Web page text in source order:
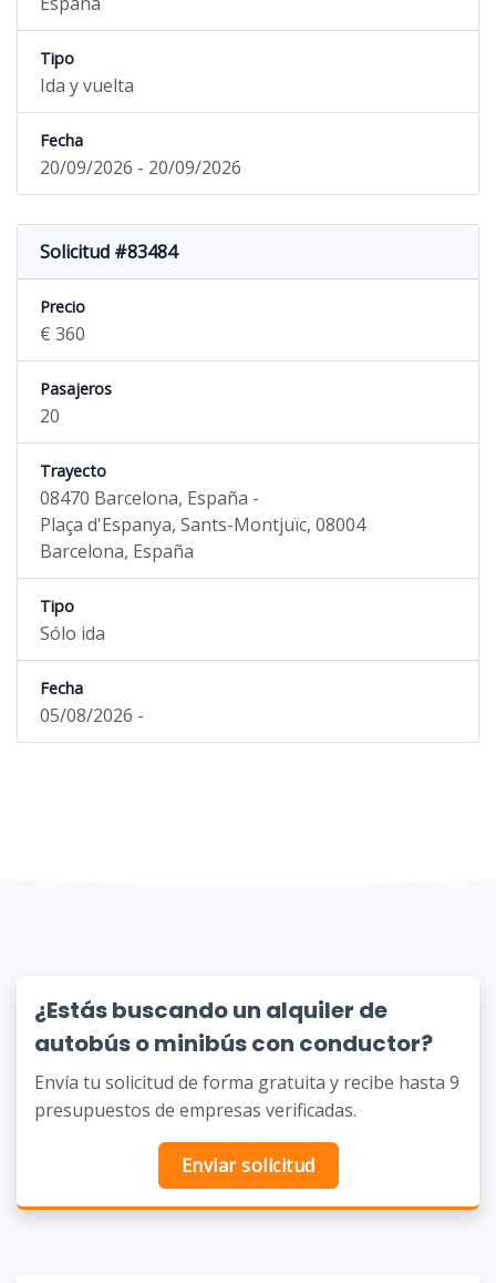
Tipo
Ida y vuelta
Fecha
20/09/2026 - 20/09/2026
Solicitud #83484
Precio
€ 360
Pasajeros
20
Trayecto
08470 Barcelona, España -
Plaça d'Espanya, Sants-Montjuïc, 08004
Barcelona, España
Tipo
Sólo ida
Fecha
05/08/2026 -
¿Estás buscando un alquiler de
autobús o minibús con conductor?
Envía tu solicitud de forma gratuita y recibe hasta 9
presupuestos de empresas verificadas.
Enviar solicitud